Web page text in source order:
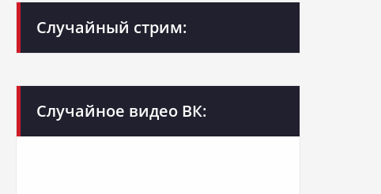
Случайный стрим:
Случайное видео ВК: